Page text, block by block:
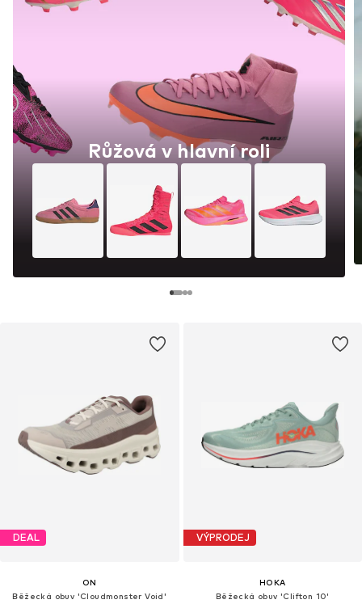
Růžová v hlavní roli
DEAL
ON
Běžecká obuv 'Cloudmonster Void'
VÝPRODEJ
HOKA
Běžecká obuv 'Clifton 10'